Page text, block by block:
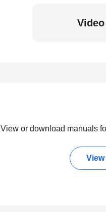
View or download manuals